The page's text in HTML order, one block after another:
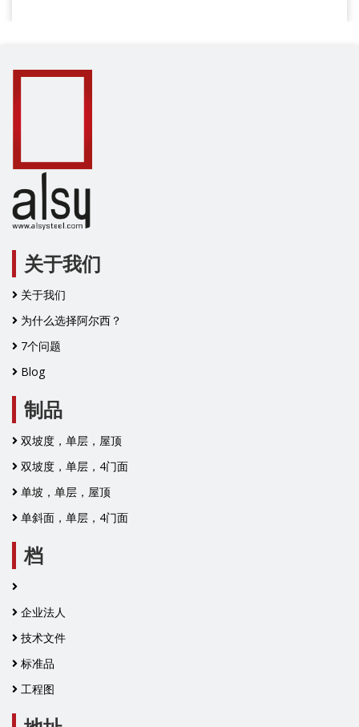
关于我们
关于我们
为什么选择阿尔西？
7个问题
Blog
制品
双坡度，单层，屋顶
双坡度，单层，4门面
单坡，单层，屋顶
单斜面，单层，4门面
档
企业法人
技术文件
标准品
工程图